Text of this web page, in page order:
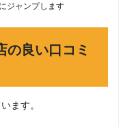
ジャンプします
の良い口コミ
ます。